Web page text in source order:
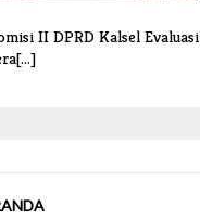
II DPRD Kalsel Evaluasi